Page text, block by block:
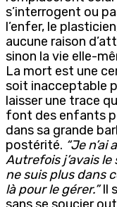
s’interrogent ou
l’enfer, le
aucune raison
sinon la vie elle-
La mort est une
soit inacceptable
laisser une trace
font des enfants
dans sa grande
postérité. “Je
Autrefois j’avais le
ne suis plus dans
là pour le gérer.”Il